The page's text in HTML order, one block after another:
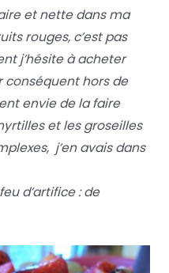
et nette dans ma
rouges, c’est pas
j’hésite à acheter
conséquent hors de
envie de la faire
et les groseilles
j’en avais dans
d’artifice : de